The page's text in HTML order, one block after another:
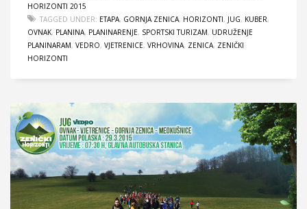
HORIZONTI 2015
TAGGED UNDER: ETAPA, GORNJA ZENICA, HORIZONTI, JUG, KUBER,
OVNAK, PLANINA, PLANINARENJE, SPORTSKI TURIZAM, UDRUŽENJE
PLANINARAM, VEDRO, VJETRENICE, VRHOVINA, ZENICA, ZENIČKI
HORIZONTI